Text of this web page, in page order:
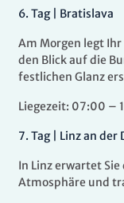
6. Tag | Bratislava
Am Morgen legt Ihr
den Blick auf die
festlichen Glanz
Liegezeit: 07:00 –
7. Tag | Linz an der
In Linz erwartet
Atmosphäre und